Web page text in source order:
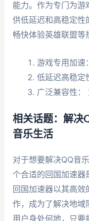
能力。作为专门为游
供低延迟和高稳定性
畅快体验英雄联盟等
游戏专用加速
低延迟高稳定
广泛兼容性：
相关话题：解决
音乐生活
对于想要解决QQ音
个合适的回国加速器
回国加速器以其高
作，成为了解决地域
用户身处何地，只要